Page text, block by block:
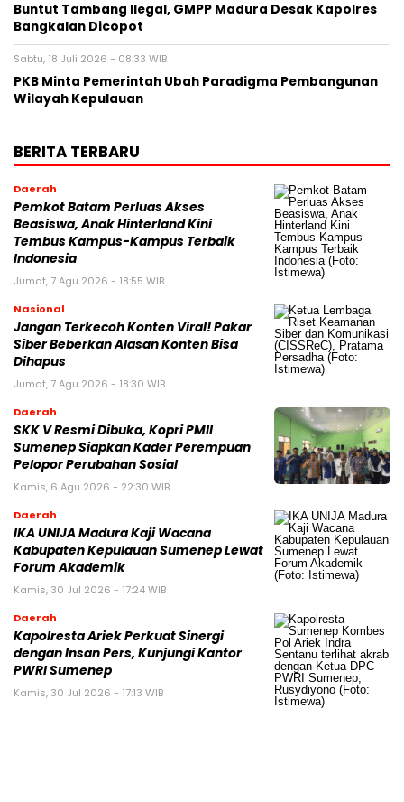
Buntut Tambang Ilegal, GMPP Madura Desak Kapolres
Bangkalan Dicopot
Sabtu, 18 Juli 2026 - 08:33 WIB
PKB Minta Pemerintah Ubah Paradigma Pembangunan
Wilayah Kepulauan
BERITA TERBARU
Daerah
Pemkot Batam Perluas Akses
Beasiswa, Anak Hinterland Kini
Tembus Kampus-Kampus Terbaik
Indonesia
Jumat, 7 Agu 2026 - 18:55 WIB
Nasional
Jangan Terkecoh Konten Viral! Pakar
Siber Beberkan Alasan Konten Bisa
Dihapus
Jumat, 7 Agu 2026 - 18:30 WIB
Daerah
SKK V Resmi Dibuka, Kopri PMII
Sumenep Siapkan Kader Perempuan
Pelopor Perubahan Sosial
Kamis, 6 Agu 2026 - 22:30 WIB
Daerah
IKA UNIJA Madura Kaji Wacana
Kabupaten Kepulauan Sumenep Lewat
Forum Akademik
Kamis, 30 Jul 2026 - 17:24 WIB
Daerah
Kapolresta Ariek Perkuat Sinergi
dengan Insan Pers, Kunjungi Kantor
PWRI Sumenep
Kamis, 30 Jul 2026 - 17:13 WIB